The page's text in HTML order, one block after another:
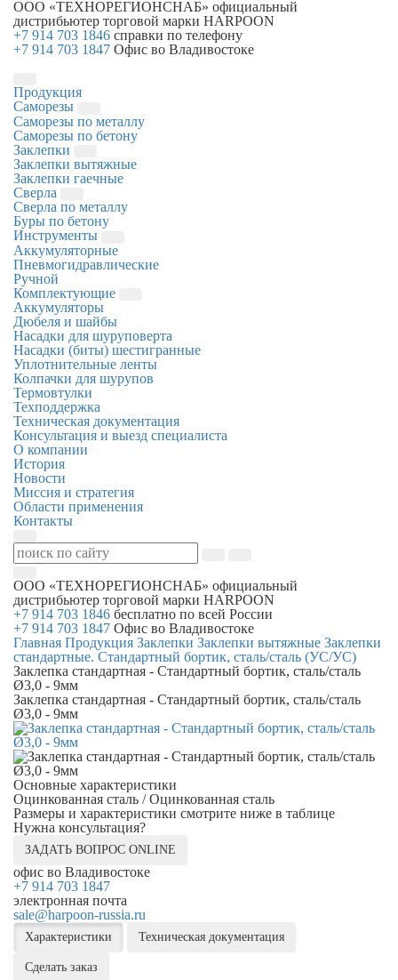
ООО «ТЕХНОРЕГИОНСНАБ» официальный
дистрибьютер торговой марки HARPOON
+7 914 703 1846 справки по телефону
+7 914 703 1847 Офис во Владивостоке
Продукция
Саморезы
Саморезы по металлу
Саморезы по бетону
Заклепки
Заклепки вытяжные
Заклепки гаечные
Сверла
Сверла по металлу
Буры по бетону
Инструменты
Аккумуляторные
Пневмогидравлические
Ручной
Комплектующие
Аккумуляторы
Дюбеля и шайбы
Насадки для шуруповерта
Насадки (биты) шестигранные
Уплотнительные ленты
Колпачки для шурупов
Термовтулки
Техподдержка
Техническая документация
Консультация и выезд специалиста
О компании
История
Новости
Миссия и стратегия
Области применения
Контакты
ООО «ТЕХНОРЕГИОНСНАБ» официальный
дистрибьютер торговой марки HARPOON
+7 914 703 1846 бесплатно по всей России
+7 914 703 1847 Офис во Владивостоке
Главная Продукция Заклепки Заклепки вытяжные Заклепки
стандартные. Стандартный бортик, сталь/сталь (УС/УС)
Заклепка стандартная - Стандартный бортик, сталь/сталь
Ø3,0 - 9мм
Заклепка стандартная - Стандартный бортик, сталь/сталь
Ø3,0 - 9мм
Основные характеристики
Оцинкованная сталь / Оцинкованная сталь
Размеры и характеристики смотрите ниже в таблице
Нужна консультация?
ЗАДАТЬ ВОПРОС ONLINE
офис во Владивостоке
+7 914 703 1847
электронная почта
sale@harpoon-russia.ru
Характеристики Техническая документация
Сделать заказ